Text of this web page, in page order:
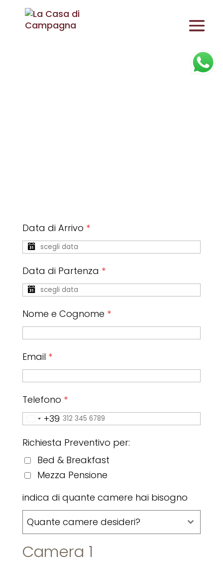
Data di Arrivo *
Data di Partenza *
Nome e Cognome *
Email *
Telefono *
Italy
+39
+39
Richiesta Preventivo per:
Bed & Breakfast
Mezza Pensione
indica di quante camere hai bisogno
Quante camere desideri?
Camera 1